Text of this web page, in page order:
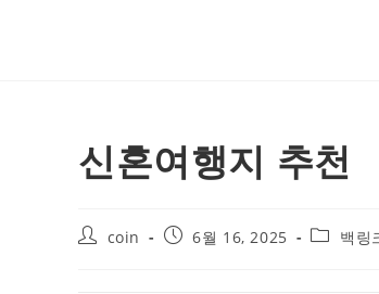
신혼여행지 추천
Postcoin
Post6월 16, 2025
Post백링